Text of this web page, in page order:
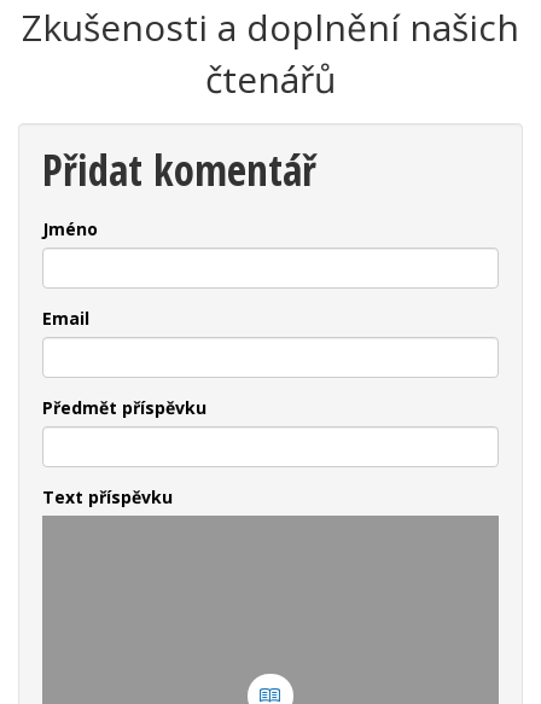
Zkušenosti a doplnění našich
čtenářů
Přidat komentář
Jméno
Email
Předmět příspěvku
Text příspěvku